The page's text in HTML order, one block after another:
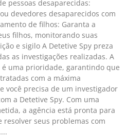
pessoas desaparecidas:
devedores desaparecidos com
de filhos: Garanta a
filhos, monitorando suas
e sigilo A Detetive Spy preza
as investigações realizadas. A
uma prioridade, garantindo que
com a máxima
você precisa de um investigador
a Detetive Spy. Com uma
a agência está pronta para
resolver seus problemas com